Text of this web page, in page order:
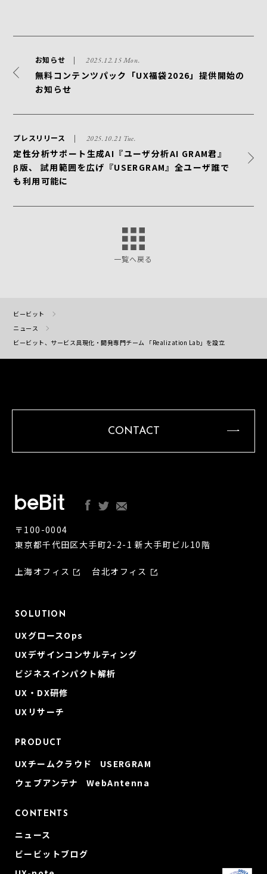
お知らせ 2025.12.15 Mon.
無料コンテンツパック「UX福袋2026」提供開始の
お知らせ
プレスリリース 2025.10.21 Tue.
定性分析サポート生成AI『ユーザ分析AI GRAM君』
β版、 試用範囲を広げ『USERGRAM』全ユーザ誰で
も利用可能に
一覧へ戻る
ビービット
ニュース
ビービット、サービス具現化・開発専門チーム 「Realization Lab」を設立
CONTACT
〒100-0004
東京都千代田区大手町2-2-1 新大手町ビル10階
上海オフィス 台北オフィス
SOLUTION
UXグロースOps
UXデザインコンサルティング
ビジネスインパクト解析
UX・DX研修
UXリサーチ
PRODUCT
UXチームクラウド USERGRAM
ウェブアンテナ WebAntenna
CONTENTS
ニュース
ビービットブログ